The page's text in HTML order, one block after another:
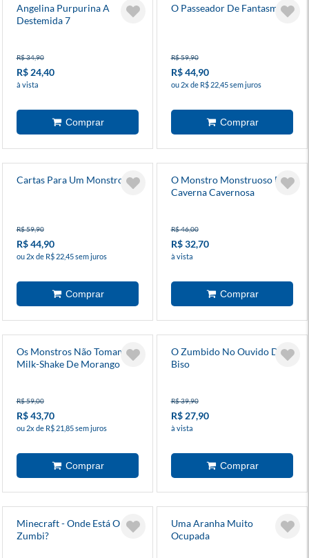
Angelina Purpurina A
Destemida 7
R$ 34,90
R$ 24,40
à vista
O Passeador De Fantasmas
R$ 59,90
R$ 44,90
ou 2x de R$ 22,45 sem juros
Cartas Para Um Monstro
R$ 59,90
R$ 44,90
ou 2x de R$ 22,45 sem juros
O Monstro Monstruoso Da
Caverna Cavernosa
R$ 46,00
R$ 32,70
à vista
Os Monstros Não Tomam
Milk-Shake De Morango
R$ 59,00
R$ 43,70
ou 2x de R$ 21,85 sem juros
O Zumbido No Ouvido Do
Biso
R$ 39,90
R$ 27,90
à vista
Minecraft - Onde Está O
Zumbi?
Uma Aranha Muito
Ocupada